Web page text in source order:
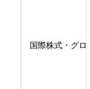
国際株式・グロ